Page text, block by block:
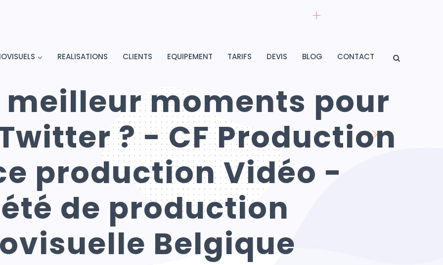
REALISATIONS CLIENTS EQUIPEMENT TARIFS DEVIS BLOG CONTACT
meilleur moments pour
? - CF Production
production Vidéo -
de production
Belgique